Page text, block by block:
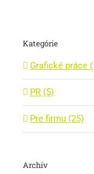
Kategórie
Grafické práce
PR (5)
Pre firmu (25)
Archív